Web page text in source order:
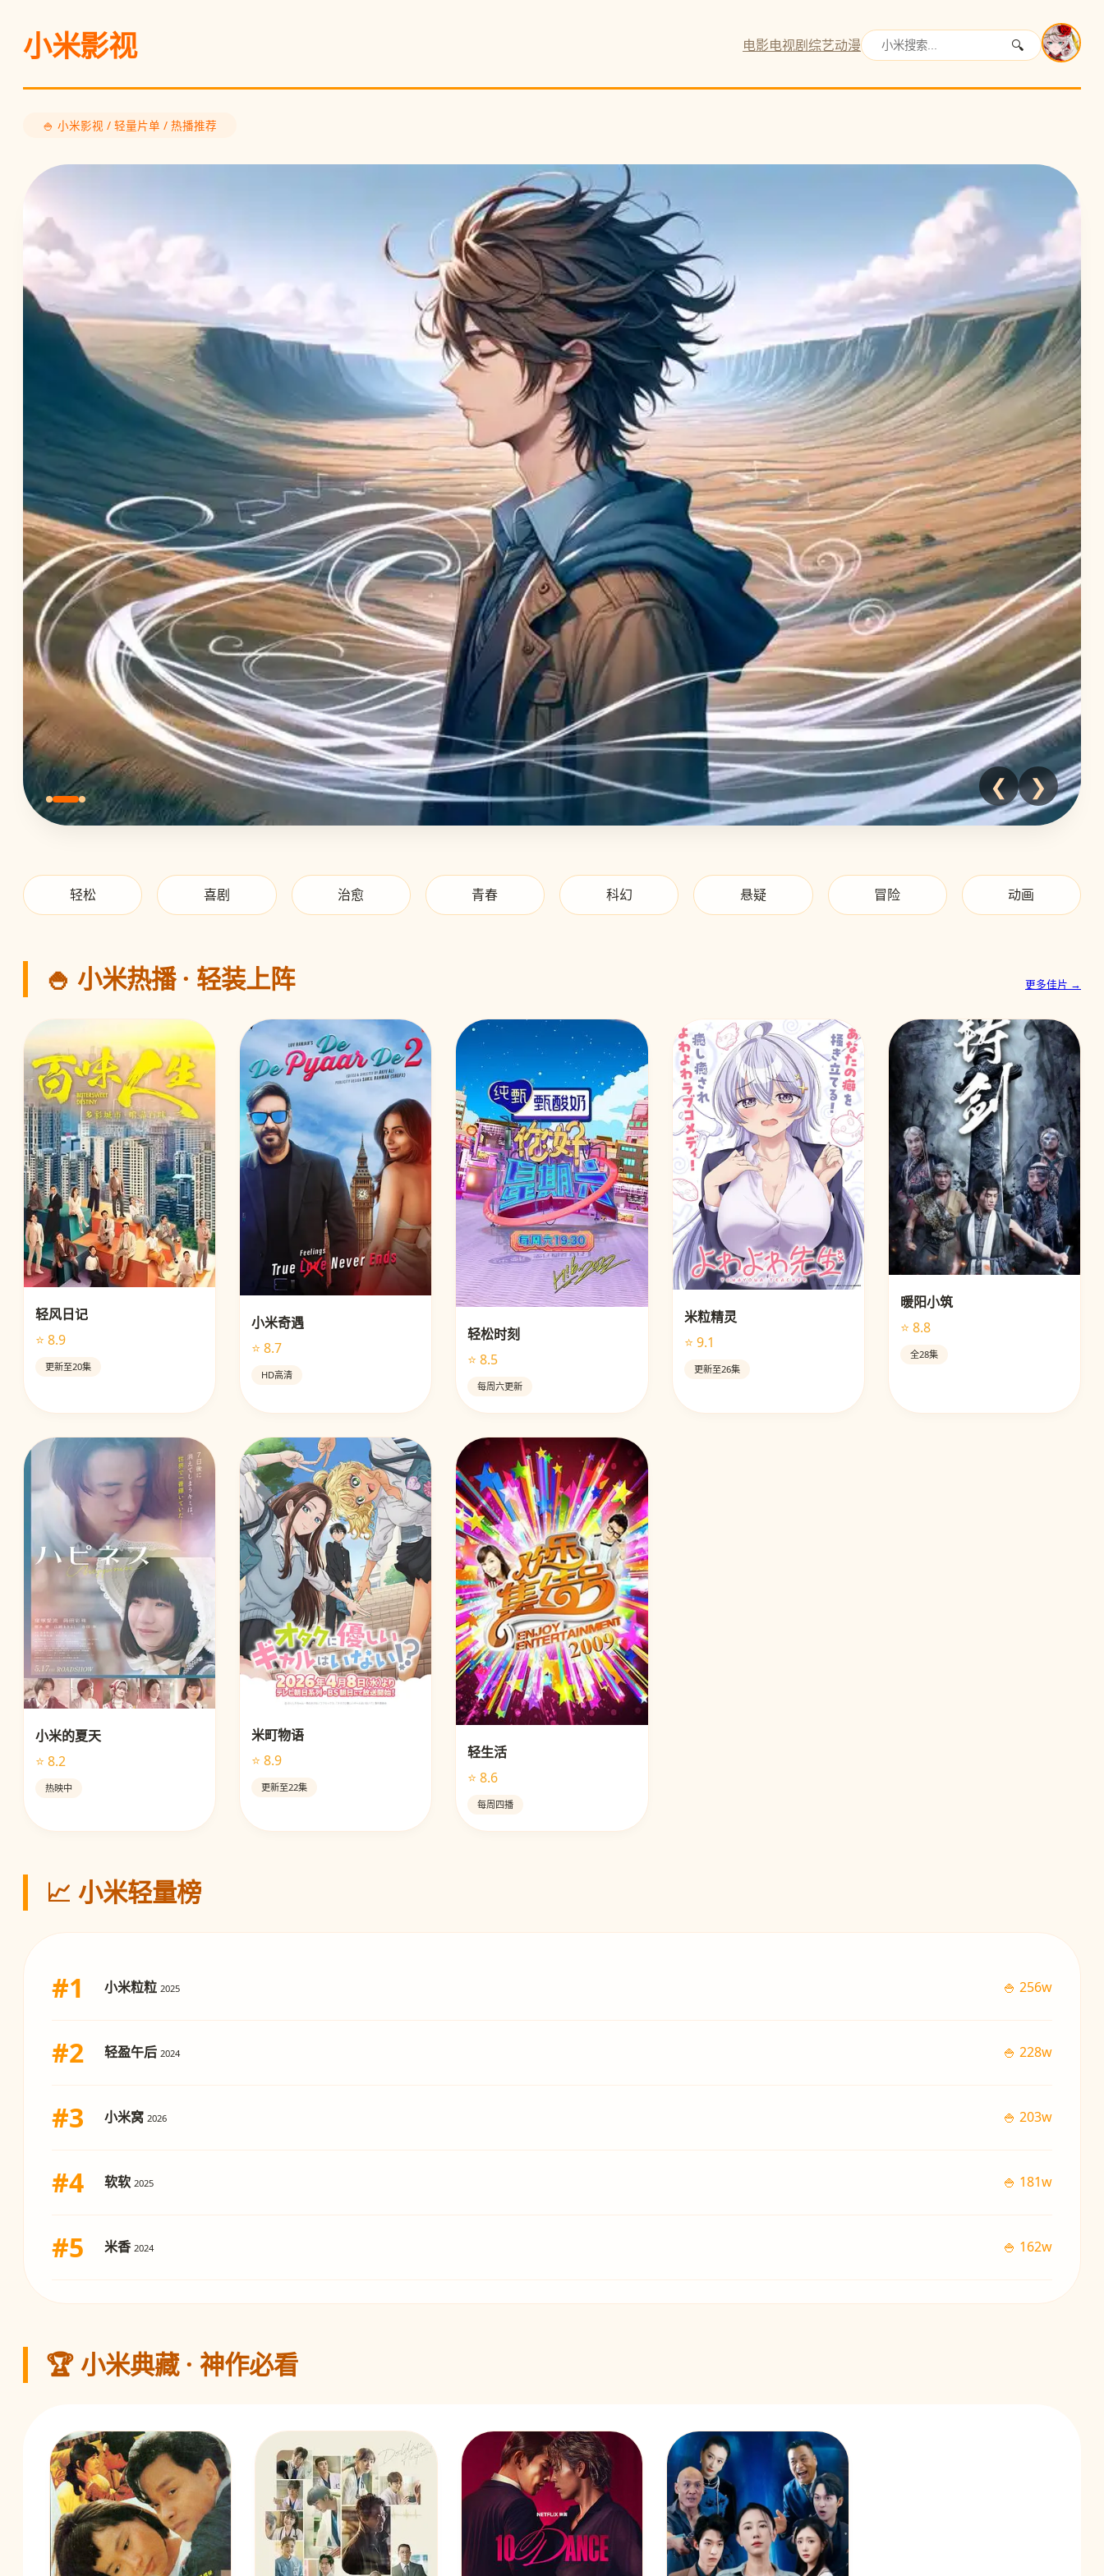
小米影视 电影电视剧综艺动漫
🍚 小米影视 / 轻量片单 / 热播推荐
❮ ❯
轻松 喜剧 治愈 青春 科幻 悬疑 冒险 动画
🍚 小米热播 · 轻装上阵 更多佳片 →
轻风日记
⭐ 8.9
更新至20集
小米奇遇
⭐ 8.7
HD高清
轻松时刻
⭐ 8.5
每周六更新
米粒精灵
⭐ 9.1
更新至26集
暖阳小筑
⭐ 8.8
全28集
小米的夏天
⭐ 8.2
热映中
米町物语
⭐ 8.9
更新至22集
轻生活
⭐ 8.6
每周四播
📈 小米轻量榜
#1 小米粒粒 2025 🍚 256w
#2 轻盈午后 2024 🍚 228w
#3 小米窝 2026 🍚 203w
#4 软软 2025 🍚 181w
#5 米香 2024 🍚 162w
🏆 小米典藏 · 神作必看